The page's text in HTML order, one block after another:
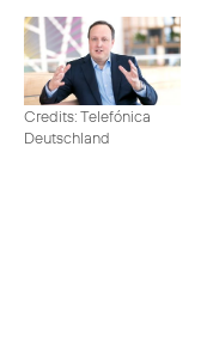
Credits: Telefónica
Deutschland